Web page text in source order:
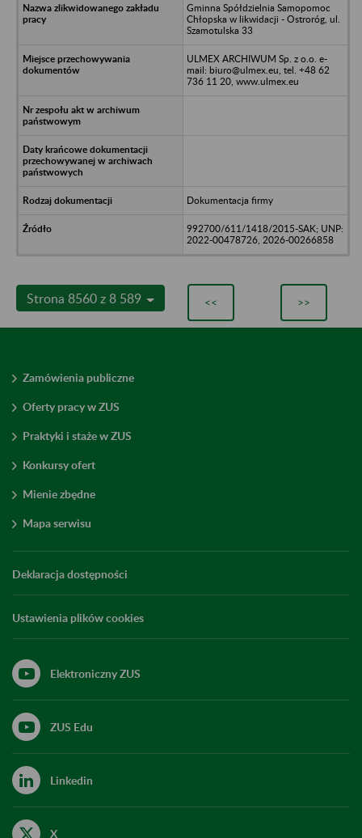
Gminna Spółdzielnia Samopomoc
Chłopska w likwidacji - Ostroróg, ul.
Szamotulska 33
ULMEX ARCHIWUM Sp. z o.o. e-
mail: biuro@ulmex.eu, tel. +48 62
736 11 20, www.ulmex.eu
Dokumentacja firmy
992700/611/1418/2015-SAK; UNP:
2022-00478726, 2026-00266858
Strona 8560 z 8 589 << >>
Zamówienia publiczne
Oferty pracy w ZUS
Praktyki i staże w ZUS
Konkursy ofert
Mienie zbędne
Mapa serwisu
Deklaracja dostępności
Ustawienia plików cookies
Elektroniczny ZUS
ZUS Edu
Linkedin
X